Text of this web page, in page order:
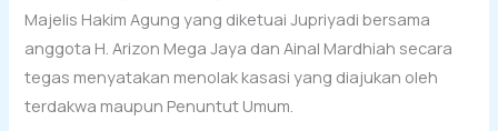
Majelis Hakim Agung yang diketuai Jupriyadi bersama
anggota H. Arizon Mega Jaya dan Ainal Mardhiah secara
tegas menyatakan menolak kasasi yang diajukan oleh
terdakwa maupun Penuntut Umum.